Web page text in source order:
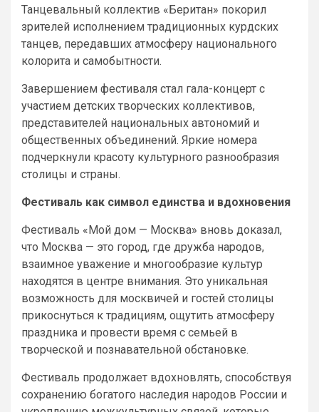
Танцевальный коллектив «Беритан» покорил
зрителей исполнением традиционных курдских
танцев, передавших атмосферу национального
колорита и самобытности.
Завершением фестиваля стал гала-концерт с
участием детских творческих коллективов,
представителей национальных автономий и
общественных объединений. Яркие номера
подчеркнули красоту культурного разнообразия
столицы и страны.
Фестиваль как символ единства и вдохновения
Фестиваль «Мой дом — Москва» вновь доказал,
что Москва — это город, где дружба народов,
взаимное уважение и многообразие культур
находятся в центре внимания. Это уникальная
возможность для москвичей и гостей столицы
прикоснуться к традициям, ощутить атмосферу
праздника и провести время с семьей в
творческой и познавательной обстановке.
Фестиваль продолжает вдохновлять, способствуя
сохранению богатого наследия народов России и